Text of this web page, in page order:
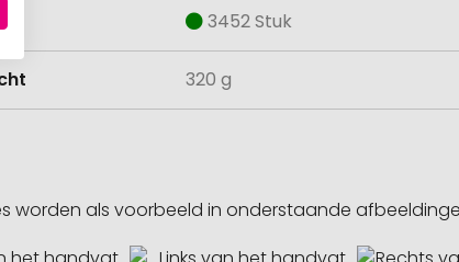
3452 Stuk
320 g
worden als voorbeeld in onderstaande